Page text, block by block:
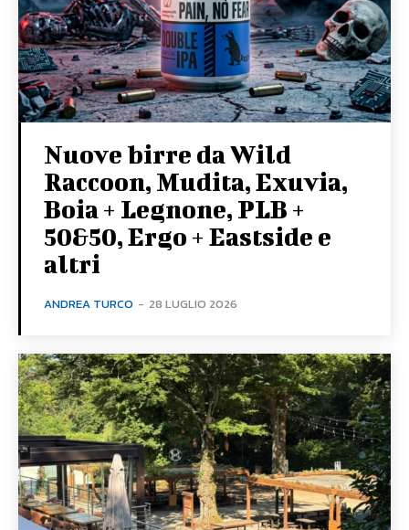
Nuove birre da Wild
Raccoon, Mudita, Exuvia,
Boia + Legnone, PLB +
50&50, Ergo + Eastside e
altri
ANDREA TURCO - 28 LUGLIO 2026